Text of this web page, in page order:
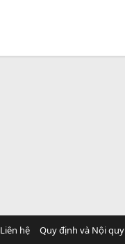
Liên hệ Quy định và Nội quy